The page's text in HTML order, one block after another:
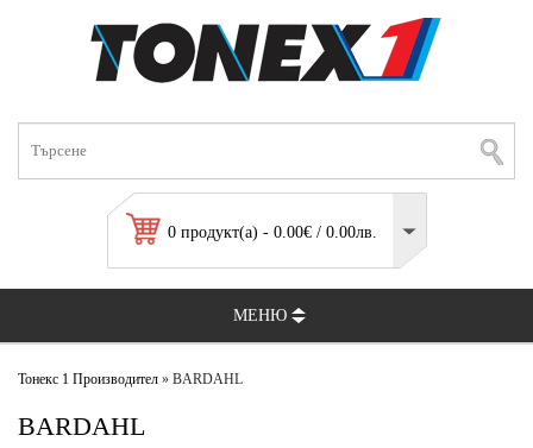
0 продукт(а) - 0.00€ / 0.00лв.
МЕНЮ
Тонекс 1 Производител » BARDAHL
BARDAHL